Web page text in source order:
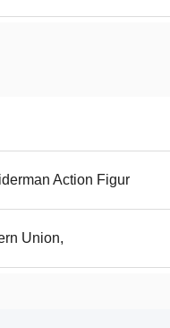
Action Figur
Union,